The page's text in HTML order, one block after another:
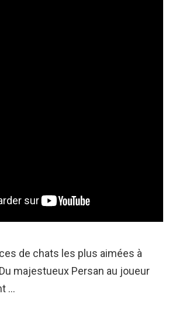
de chats les plus aimées à
majestueux Persan au joueur
…